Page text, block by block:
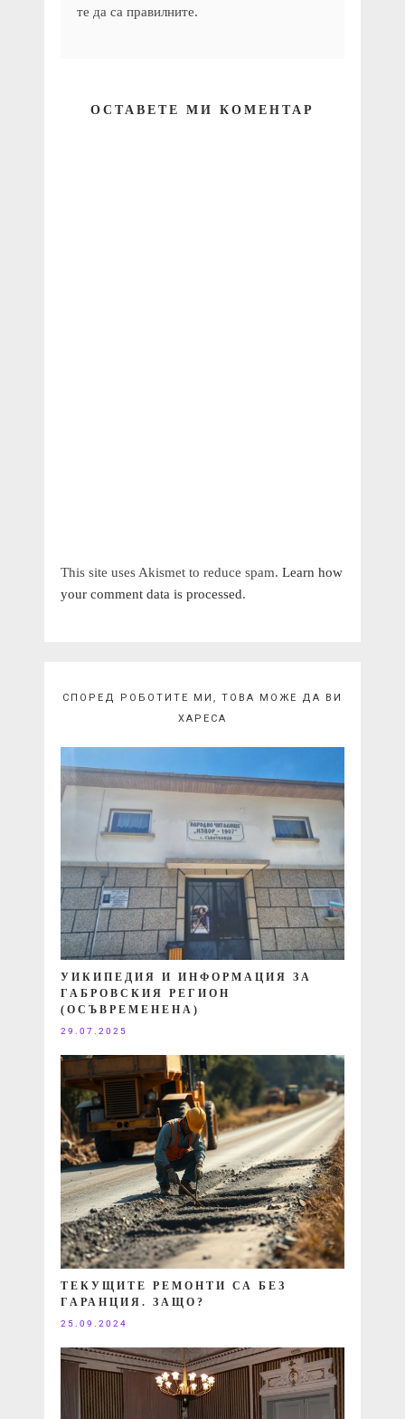
те да са правилните.
ОСТАВЕТЕ МИ КОМЕНТАР
This site uses Akismet to reduce spam. Learn how
your comment data is processed.
СПОРЕД РОБОТИТЕ МИ, ТОВА МОЖЕ ДА ВИ
ХАРЕСА
УИКИПЕДИЯ И ИНФОРМАЦИЯ ЗА
ГАБРОВСКИЯ РЕГИОН
(ОСЪВРЕМЕНЕНА)
29.07.2025
ТЕКУЩИТЕ РЕМОНТИ СА БЕЗ
ГАРАНЦИЯ. ЗАЩО?
25.09.2024